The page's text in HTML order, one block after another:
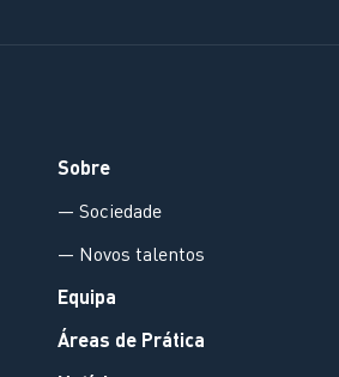
Sobre
— Sociedade
— Novos talentos
Equipa
Áreas de Prática